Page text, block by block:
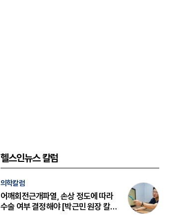
헬스인뉴스 칼럼
의학칼럼
어깨회전근개파열, 손상 정도에 따라
수술 여부 결정해야 [박근민 원장 칼